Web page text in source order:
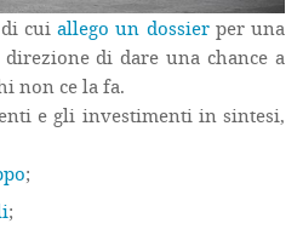
di cuiallego un dossierper una
di dare una chance a
non ce la fa.
e gli investimenti in sintesi,
;
;